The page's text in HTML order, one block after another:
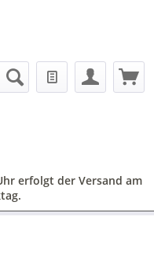
erfolgt der Versand am